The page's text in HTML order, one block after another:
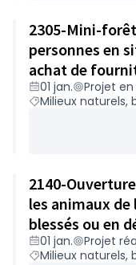
2305-Mini-
personnes en
achat de
01 jan.
Projet
Milieux naturels,
2140-
les animaux
blessés ou en
01 jan.
Projet
Milieux naturels,